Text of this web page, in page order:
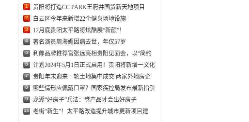
1 贵阳将打造CC PARK王府井国贸新天地项目
2 白云区今年来新增22个健身场地设施
3 12月底贵阳太平路将炫酷展“新颜”！
4 著名演员周海媚因病去世，年仅57岁
5 利郎品牌推荐官张远亮相贵阳见面会，以“简约
6 计划2024年5月1日正式启用！贵阳将新增一文化
7 贵阳年末迎来一轮土地集中成交 两家外地房企
8 哪些情形应佩戴口罩？国家疾控局发布最新指引
9 龙湖“好房子”兵法：卷产品才会出好房子
10 老街“新生”！太平路改造提升城市更新项目建